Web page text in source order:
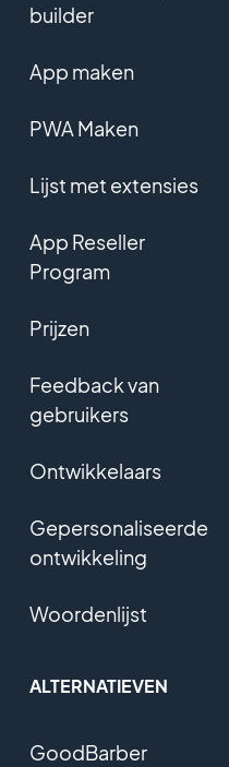
builder
App maken
PWA Maken
Lijst met extensies
App Reseller
Program
Prijzen
Feedback van
gebruikers
Ontwikkelaars
Gepersonaliseerde
ontwikkeling
Woordenlijst
ALTERNATIEVEN
GoodBarber